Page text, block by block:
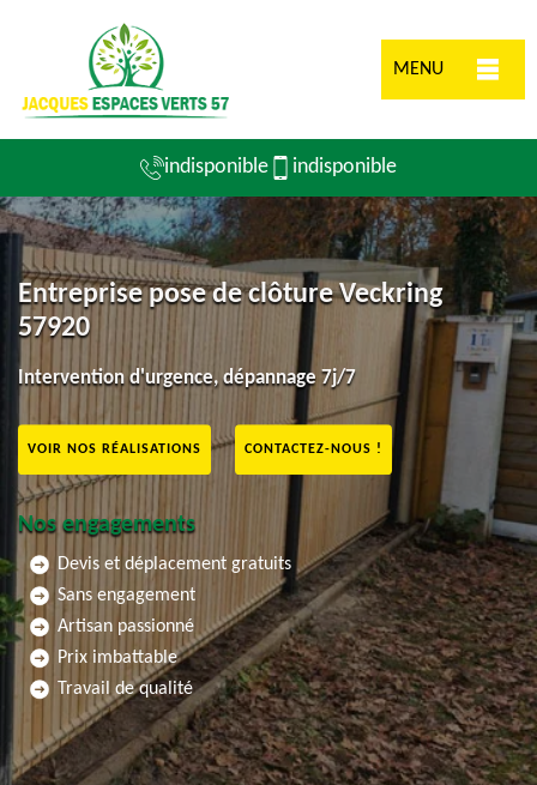
MENU
indisponible indisponible
Entreprise pose de clôture Veckring
57920
Intervention d'urgence, dépannage 7j/7
VOIR NOS RÉALISATIONS CONTACTEZ-NOUS !
Nos engagements
Devis et déplacement gratuits
Sans engagement
Artisan passionné
Prix imbattable
Travail de qualité